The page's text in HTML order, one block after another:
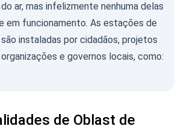
ar, mas infelizmente nenhuma delas
em funcionamento. As estações de
instaladas por cidadãos, projetos
e governos locais, como:
de Oblast de